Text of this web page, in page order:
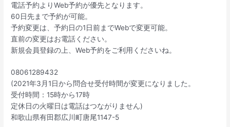
電話予約よりWeb予約が優先となります。
60日先まで予約が可能。
予約変更は、予約日の1日前までWebで変更可能。
直前の変更はお電話ください。
新規会員登録の上、Web予約をご利用くださいね。
08061289432
(2021年3月1日から問合せ受付時間が変更になりました。
受付時間：15時から17時
定休日の火曜日は電話はつながりません)
和歌山県有田郡広川町唐尾1147-5